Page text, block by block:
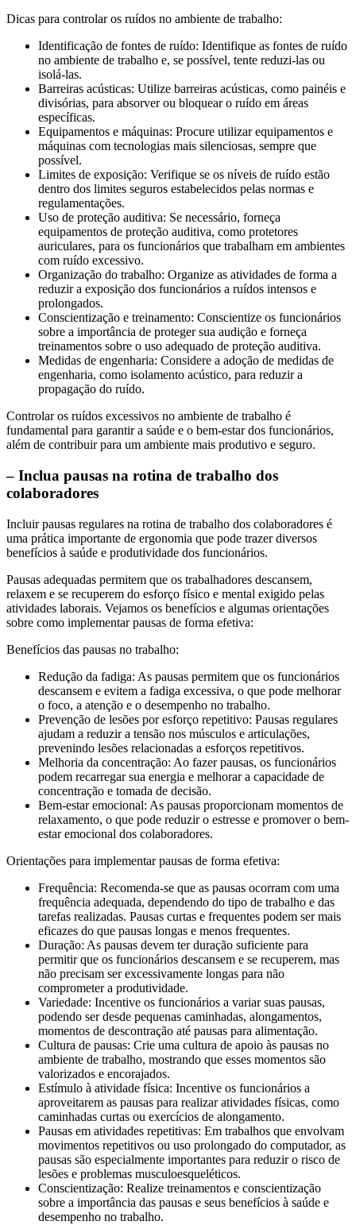
Dicas para controlar os ruídos no ambiente de trabalho:
Identificação de fontes de ruído: Identifique as fontes de ruído
no ambiente de trabalho e, se possível, tente reduzi-las ou
isolá-las.
Barreiras acústicas: Utilize barreiras acústicas, como painéis e
divisórias, para absorver ou bloquear o ruído em áreas
específicas.
Equipamentos e máquinas: Procure utilizar equipamentos e
máquinas com tecnologias mais silenciosas, sempre que
possível.
Limites de exposição: Verifique se os níveis de ruído estão
dentro dos limites seguros estabelecidos pelas normas e
regulamentações.
Uso de proteção auditiva: Se necessário, forneça
equipamentos de proteção auditiva, como protetores
auriculares, para os funcionários que trabalham em ambientes
com ruído excessivo.
Organização do trabalho: Organize as atividades de forma a
reduzir a exposição dos funcionários a ruídos intensos e
prolongados.
Conscientização e treinamento: Conscientize os funcionários
sobre a importância de proteger sua audição e forneça
treinamentos sobre o uso adequado de proteção auditiva.
Medidas de engenharia: Considere a adoção de medidas de
engenharia, como isolamento acústico, para reduzir a
propagação do ruído.
Controlar os ruídos excessivos no ambiente de trabalho é
fundamental para garantir a saúde e o bem-estar dos funcionários,
além de contribuir para um ambiente mais produtivo e seguro.
– Inclua pausas na rotina de trabalho dos
colaboradores
Incluir pausas regulares na rotina de trabalho dos colaboradores é
uma prática importante de ergonomia que pode trazer diversos
benefícios à saúde e produtividade dos funcionários.
Pausas adequadas permitem que os trabalhadores descansem,
relaxem e se recuperem do esforço físico e mental exigido pelas
atividades laborais. Vejamos os benefícios e algumas orientações
sobre como implementar pausas de forma efetiva:
Benefícios das pausas no trabalho:
Redução da fadiga: As pausas permitem que os funcionários
descansem e evitem a fadiga excessiva, o que pode melhorar
o foco, a atenção e o desempenho no trabalho.
Prevenção de lesões por esforço repetitivo: Pausas regulares
ajudam a reduzir a tensão nos músculos e articulações,
prevenindo lesões relacionadas a esforços repetitivos.
Melhoria da concentração: Ao fazer pausas, os funcionários
podem recarregar sua energia e melhorar a capacidade de
concentração e tomada de decisão.
Bem-estar emocional: As pausas proporcionam momentos de
relaxamento, o que pode reduzir o estresse e promover o bem-
estar emocional dos colaboradores.
Orientações para implementar pausas de forma efetiva:
Frequência: Recomenda-se que as pausas ocorram com uma
frequência adequada, dependendo do tipo de trabalho e das
tarefas realizadas. Pausas curtas e frequentes podem ser mais
eficazes do que pausas longas e menos frequentes.
Duração: As pausas devem ter duração suficiente para
permitir que os funcionários descansem e se recuperem, mas
não precisam ser excessivamente longas para não
comprometer a produtividade.
Variedade: Incentive os funcionários a variar suas pausas,
podendo ser desde pequenas caminhadas, alongamentos,
momentos de descontração até pausas para alimentação.
Cultura de pausas: Crie uma cultura de apoio às pausas no
ambiente de trabalho, mostrando que esses momentos são
valorizados e encorajados.
Estímulo à atividade física: Incentive os funcionários a
aproveitarem as pausas para realizar atividades físicas, como
caminhadas curtas ou exercícios de alongamento.
Pausas em atividades repetitivas: Em trabalhos que envolvam
movimentos repetitivos ou uso prolongado do computador, as
pausas são especialmente importantes para reduzir o risco de
lesões e problemas musculoesqueléticos.
Conscientização: Realize treinamentos e conscientização
sobre a importância das pausas e seus benefícios à saúde e
desempenho no trabalho.